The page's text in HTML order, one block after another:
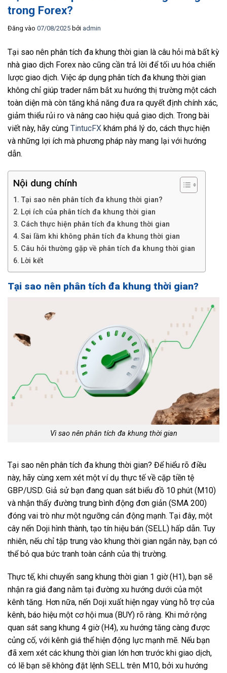
trong Forex?
Đăng vào 07/08/2025 bởi admin
Tại sao nên phân tích đa khung thời gian là câu hỏi mà bất kỳ
nhà giao dịch Forex nào cũng cần trả lời để tối ưu hóa chiến
lược giao dịch. Việc áp dụng phân tích đa khung thời gian
không chỉ giúp trader nắm bắt xu hướng thị trường một cách
toàn diện mà còn tăng khả năng đưa ra quyết định chính xác,
giảm thiểu rủi ro và nâng cao hiệu quả giao dịch. Trong bài
viết này, hãy cùng TintucFX khám phá lý do, cách thực hiện
và những lợi ích mà phương pháp này mang lại với hướng
dẫn.
Nội dung chính
Tại sao nên phân tích đa khung thời gian?
Lợi ích của phân tích đa khung thời gian
Cách thực hiện phân tích đa khung thời gian
Sai lầm khi không phân tích đa khung thời gian
Câu hỏi thường gặp về phân tích đa khung thời gian
Lời kết
Tại sao nên phân tích đa khung thời gian?
Vì sao nên phân tích đa khung thời gian
Tại sao nên phân tích đa khung thời gian? Để hiểu rõ điều
này, hãy cùng xem xét một ví dụ thực tế về cặp tiền tệ
GBP/USD. Giả sử bạn đang quan sát biểu đồ 10 phút (M10)
và nhận thấy đường trung bình động đơn giản (SMA 200)
đóng vai trò như một ngưỡng cản động mạnh. Tại đây, một
cây nến Doji hình thành, tạo tín hiệu bán (SELL) hấp dẫn. Tuy
nhiên, nếu chỉ tập trung vào khung thời gian ngắn này, bạn có
thể bỏ qua bức tranh toàn cảnh của thị trường.
Thực tế, khi chuyển sang khung thời gian 1 giờ (H1), bạn sẽ
nhận ra giá đang nằm tại đường xu hướng dưới của một
kênh tăng. Hơn nữa, nến Doji xuất hiện ngay vùng hỗ trợ của
kênh, báo hiệu một cơ hội mua (BUY) rõ ràng. Khi mở rộng
quan sát sang khung 4 giờ (H4), xu hướng tăng càng được
củng cố, với kênh giá thể hiện động lực mạnh mẽ. Nếu bạn
đã xem xét các khung thời gian lớn hơn trước khi giao dịch,
có lẽ bạn sẽ không đặt lệnh SELL trên M10, bởi xu hướng